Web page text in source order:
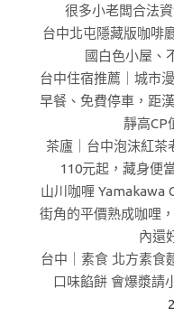
很多小老闆合法
台中北屯隱藏版咖啡
國白色小屋、
台中住宿推薦｜城市
早餐、免費停車，距
靜高CP
茶廬｜台中泡沫紅茶
110元起，藏身便
山川咖喱 Yamakawa
街角的平價熟成咖哩
內還
台中｜素食 北方素食
口味餡餅 會爆漿請